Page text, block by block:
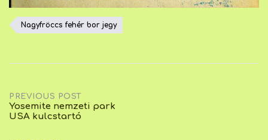
Nagyfröccs fehér bor jegy
Post
PREVIOUS POST
Yosemite nemzeti park
USA kulcstartó